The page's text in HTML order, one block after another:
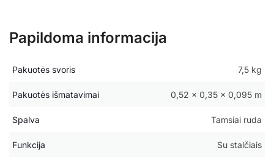
Papildoma informacija
Pakuotės svoris 7,5 kg
Pakuotės išmatavimai 0,52 × 0,35 × 0,095 m
Spalva Tamsiai ruda
Funkcija Su stalčiais